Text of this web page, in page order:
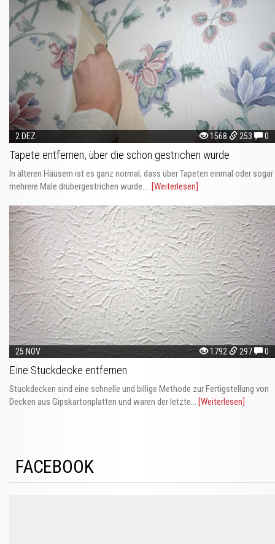
2 DEZ 1568 253 0
Tapete entfernen, über die schon gestrichen wurde
In älteren Häusern ist es ganz normal, dass über Tapeten einmal oder sogar
mehrere Male drübergestrichen wurde....
[Weiterlesen]
25 NOV 1792 297 0
Eine Stuckdecke entfernen
Stuckdecken sind eine schnelle und billige Methode zur Fertigstellung von
Decken aus Gipskartonplatten und waren der letzte... [Weiterlesen]
FACEBOOK